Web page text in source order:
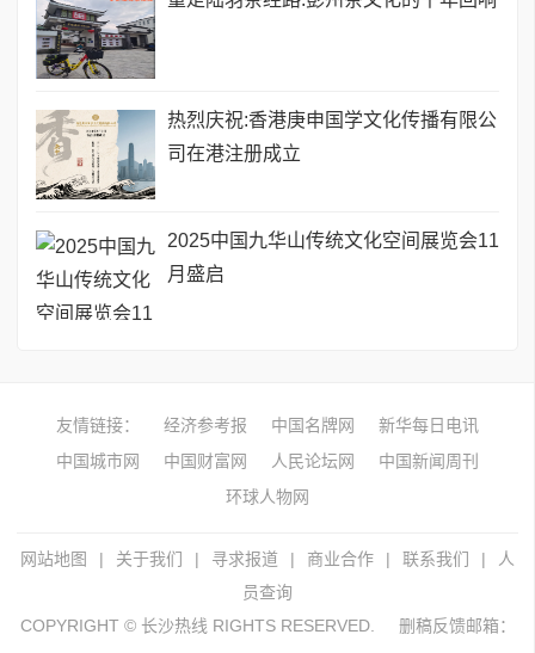
热烈庆祝:香港庚申国学文化传播有限公
司在港注册成立
2025中国九华山传统文化空间展览会11
月盛启
友情链接： 经济参考报 中国名牌网
新华每日电讯
中国城市网
中国财富网 人民论坛网
中国新闻周刊
环球人物网
网站地图 | 关于我们 | 寻求报道 | 商业合作 | 联系我们 |
人
员查询
COPYRIGHT © 长沙热线 RIGHTS RESERVED.
删稿反馈邮箱：